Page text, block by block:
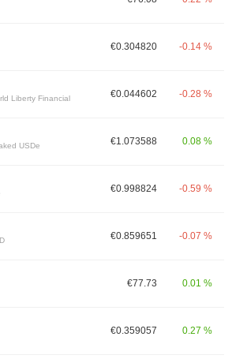
€0.304820 -0.14 %
Liberty Financial €0.044602 -0.28 %
USDe €1.073588 0.08 %
€0.998824 -0.59 %
€0.859651 -0.07 %
€77.73 0.01 %
€0.359057 0.27 %